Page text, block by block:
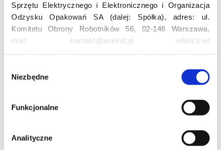
Sprzętu Elektrycznego i Elektronicznego i Organizacja
Odzysku Opakowań SA (dalej: Spółka), adres: ul.
Komitetu Obrony Robotników 56, 02-146 Warszawa,
mail: kontakt@asekol.pl właściciel
Asekolove. Administrator przetwarza następujące dane
osobowe Użytkowników: imię, nazwisko, adres e-mail,
numer telefonu, miasto, preferencje Użytkownika,
lokalizacja, obszar zainteresowania, dane przetwarzane
reklamowy Użytkownika, lokalizacja, identyfikator
urządzenia, data i godzina korzystania z serwisu, dane
Niezbędne
Funkcjonalne
Analityczne
Edukacja
Projekt edukacyjny F(RE)Ecykling – FREEducation
Profesjonalna i Bezpieczna Utylizacja Elektroodpadów